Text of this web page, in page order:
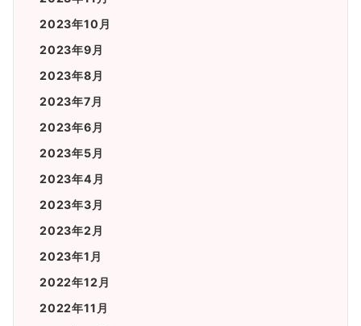
2023年10月
2023年9月
2023年8月
2023年7月
2023年6月
2023年5月
2023年4月
2023年3月
2023年2月
2023年1月
2022年12月
2022年11月